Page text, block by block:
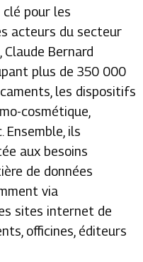
clé pour les
acteurs du secteur
Bernard
plus de 350 000
les dispositifs
cosmétique,
Ensemble, ils
aux besoins
de données
via
sites internet de
officines, éditeurs